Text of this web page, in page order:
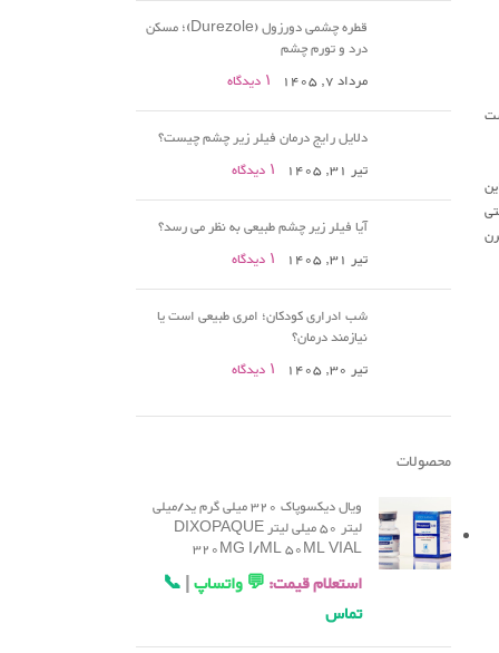
قطره چشمی دورزول (Durezole)؛ مسکن
درد و تورم چشم
مرداد 7, 1405
۱ دیدگاه
دلایل رایج درمان فیلر زیر چشم چیست؟
تیر 31, 1405
۱ دیدگاه
آیا فیلر زیر چشم طبیعی به نظر می رسد؟
تیر 31, 1405
۱ دیدگاه
شب ادراری کودکان؛ امری طبیعی است یا
نیازمند درمان؟
تیر 30, 1405
۱ دیدگاه
محصولات
ویال دیکسوپاک 320 میلی گرم ید/میلی
لیتر 50 میلی لیتر DIXOPAQUE
320MG I/ML 50ML VIAL
استعلام قیمت:💬 واتساپ|
📞
تماس